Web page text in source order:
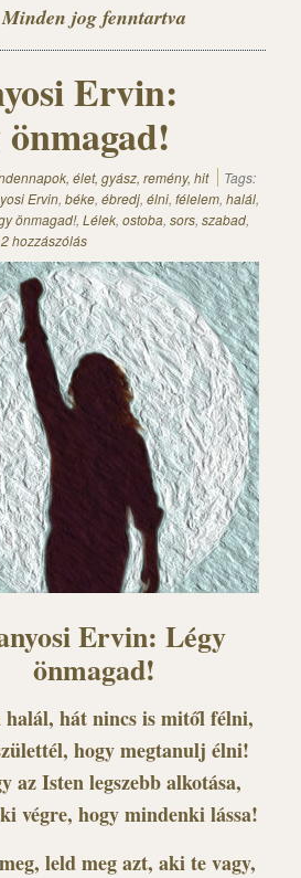
Minden jog fenntartva
Ervin:
élet, gyász, remény, hit
Tags:
Ervin, béke, ébredj, élni, félelem, halál,
önmagad!, Lélek, ostoba, sors, szabad,
hozzászólás
Ervin: Légy
önmagad!
halál, hát nincs is mitől félni,
hogy megtanulj élni!
az Isten legszebb alkotása,
végre, hogy mindenki lássa!
leld meg azt, aki te vagy,